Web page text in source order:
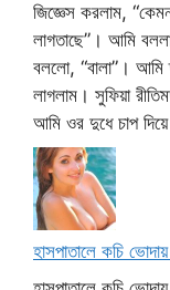
জিজ্ঞেস করলাম,
লাগতাছে”। আমি
বললো, “বালা”।
লাগলাম। সুফিয়া
আমি ওর দুধে চাপ
হাসপাতালে কচি ভোদায়